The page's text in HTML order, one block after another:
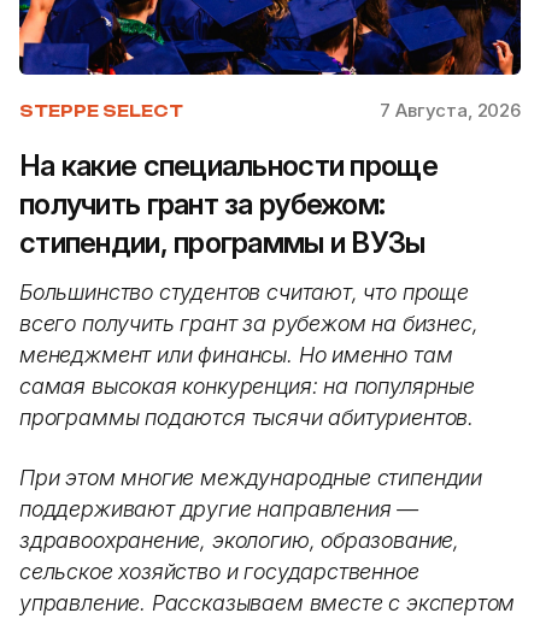
STEPPE SELECT 7 Августа, 2026
На какие специальности проще
получить грант за рубежом:
стипендии, программы и ВУЗы
Большинство студентов считают, что проще
всего получить грант за рубежом на бизнес,
менеджмент или финансы. Но именно там
самая высокая конкуренция: на популярные
программы подаются тысячи абитуриентов.
При этом многие международные стипендии
поддерживают другие направления —
здравоохранение, экологию, образование,
сельское хозяйство и государственное
управление. Рассказываем вместе с экспертом